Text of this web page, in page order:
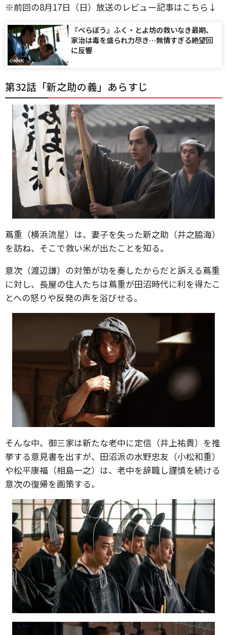
※前回の8月17日（日）放送のレビュー記事はこちら↓
『べらぼう』ふく・とよ坊の救いなき最期、
家治は毒を盛られ力尽き…無情すぎる絶望回
に反響
第32話「新之助の義」あらすじ
蔦重（横浜流星）は、妻子を失った新之助（井之脇海）
を訪ね、そこで救い米が出たことを知る。
意次（渡辺謙）の対策が功を奏したからだと訴える蔦重
に対し、長屋の住人たちは蔦重が田沼時代に利を得たこ
とへの怒りや反発の声を浴びせる。
そんな中、御三家は新たな老中に定信（井上祐貴）を推
挙する意見書を出すが、田沼派の水野忠友（小松和重）
や松平康福（相島一之）は、老中を辞職し謹慎を続ける
意次の復帰を画策する。